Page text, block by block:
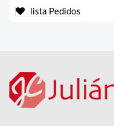
lista Pedidos